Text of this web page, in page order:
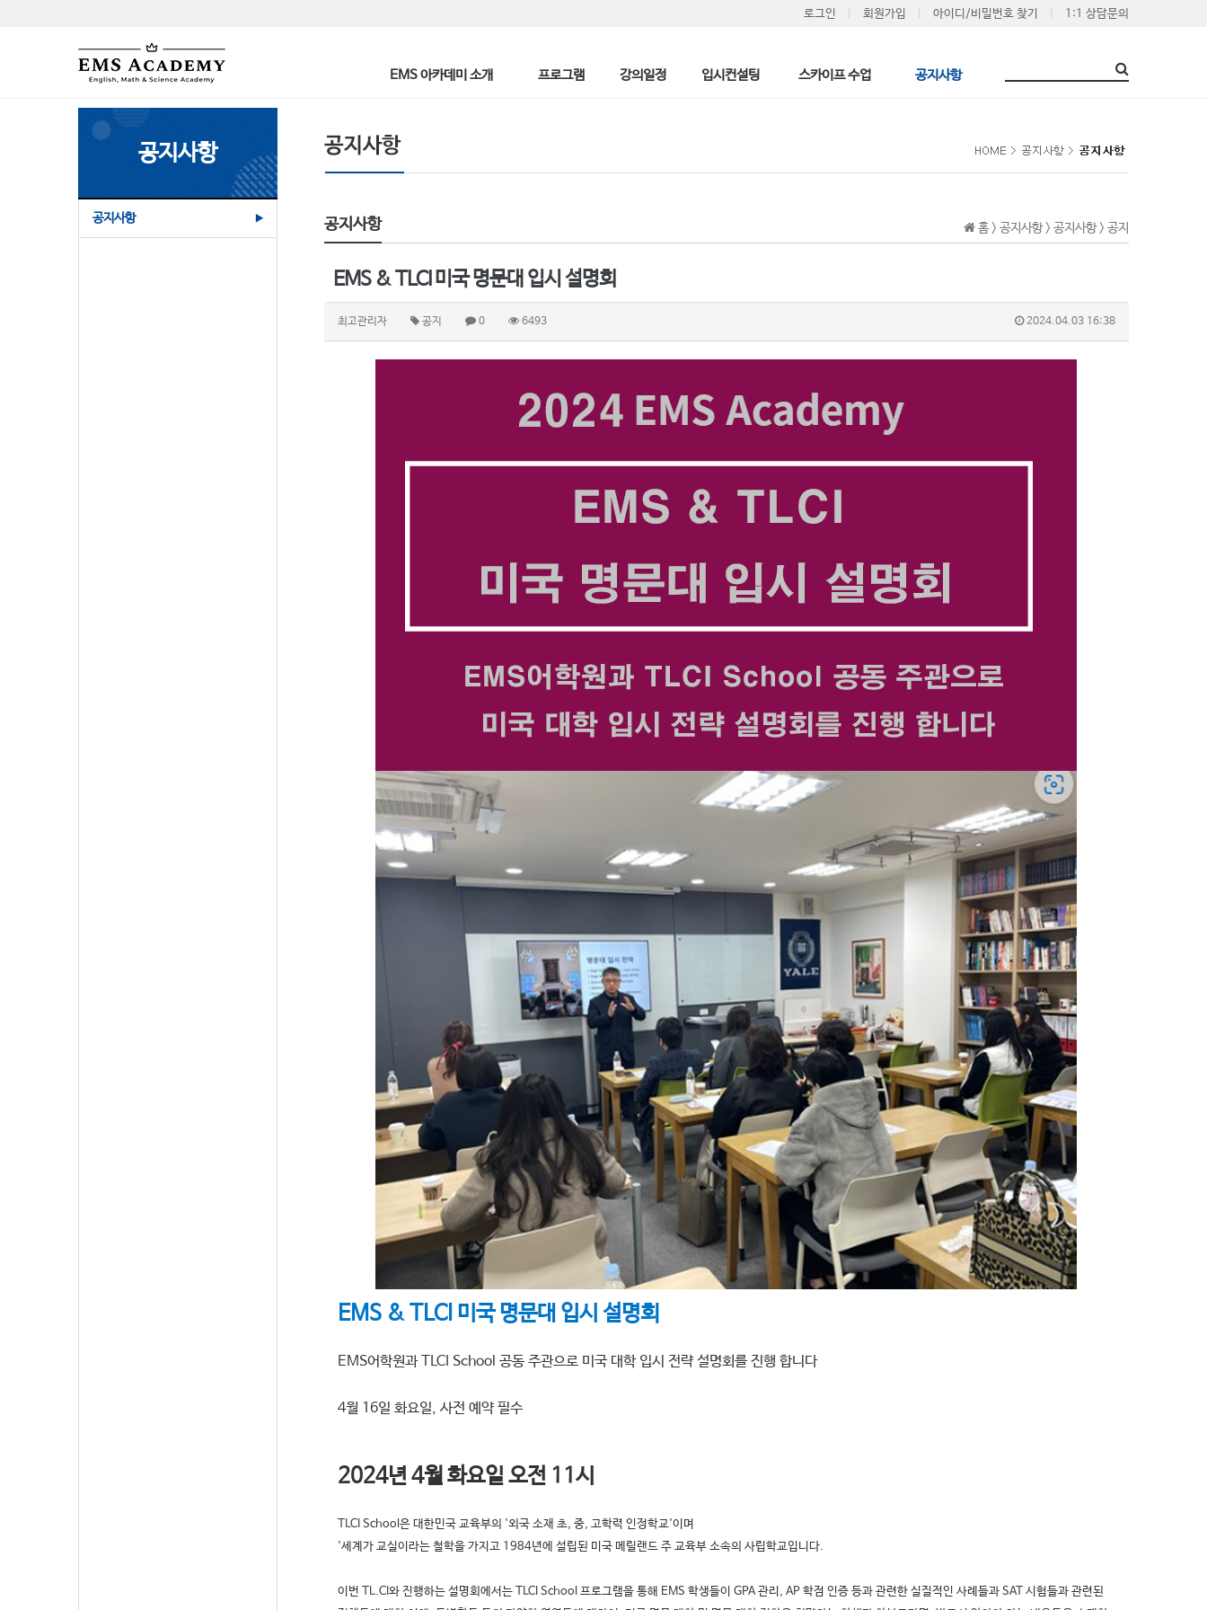
로그인 회원가입 아이디/비밀번호 찾기 1:1 상담문의
EMS 아카데미 소개 프로그램 강의일정 입시컨설팅 스카이프 수업 공지사항
공지사항
공지사항 ▶
홈 > 공지사항 > 공지사항 > 공지
공지사항
EMS & TLCI 미국 명문대 입시 설명회
최고관리자 공지 0 6493 2024.04.03 16:38
EMS & TLCI 미국 명문대 입시 설명회
EMS어학원과 TLCI School 공동 주관으로 미국 대학 입시 전략 설명회를 진행 합니다
4월 16일 화요일, 사전 예약 필수
2024년 4월 화요일 오전 11시
TLCI School은 대한민국 교육부의 '외국 소재 초, 중, 고학력 인정학교'이며
'세계가 교실이라는 철학을 가지고 1984년에 설립된 미국 메릴랜드 주 교육부 소속의 사립학교입니다.
이번 TL.CI와 진행하는 설명회에서는 TLCI School 프로그램을 통해 EMS 학생들이 GPA 관리, AP 학점 인증 등과 관련한 실질적인 사례들과 SAT 시험들과 관련된